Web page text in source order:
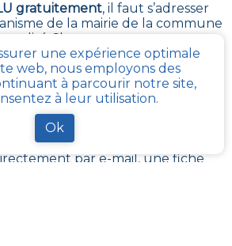
gratuitement, il faut s’adresser
de la mairie de la commune
Chaque commune
de tenir à jour et à disposition
de son territoire. Les services
aussi à charge de rassembler et
mise à jour de ces documents
de leur bonne
de l’urbanisme
propose de recevoir,
par e-mail, une fiche
une expérience optimale
web, nous employons des
à parcourir notre site,
à leur utilisation.
Ok